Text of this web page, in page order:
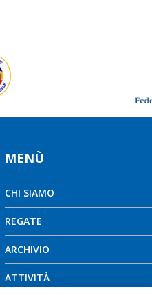
MENÙ
CHI SIAMO
REGATE
ARCHIVIO
ATTIVITÀ